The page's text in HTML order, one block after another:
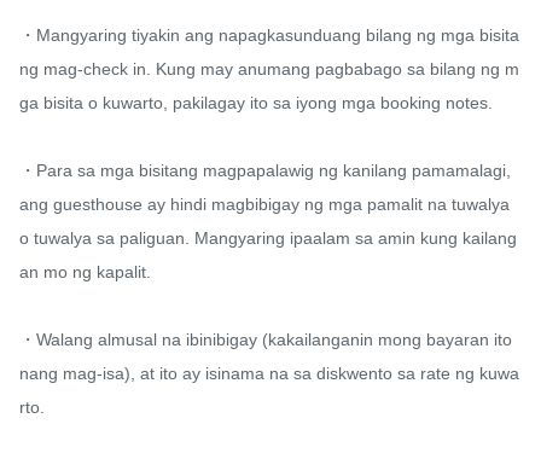
・Mangyaring tiyakin ang napagkasunduang bilang ng mga bisita
ng mag-check in. Kung may anumang pagbabago sa bilang ng m
ga bisita o kuwarto, pakilagay ito sa iyong mga booking notes.
・Para sa mga bisitang magpapalawig ng kanilang pamamalagi,
ang guesthouse ay hindi magbibigay ng mga pamalit na tuwalya
o tuwalya sa paliguan. Mangyaring ipaalam sa amin kung kailang
an mo ng kapalit.
・Walang almusal na ibinibigay (kakailanganin mong bayaran ito
nang mag-isa), at ito ay isinama na sa diskwento sa rate ng kuwa
rto.